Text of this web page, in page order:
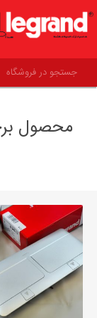
علاقه مندی ها
محصول